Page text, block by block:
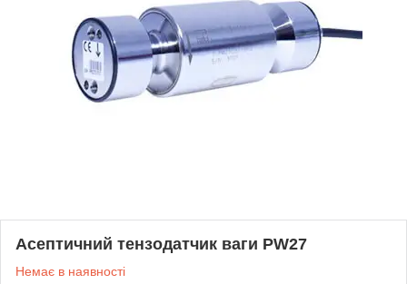
Асептичний тензодатчик ваги PW27
Немає в наявності